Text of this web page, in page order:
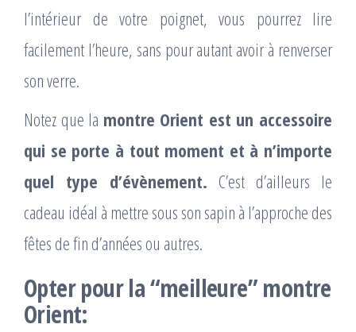
l’intérieur de votre poignet, vous pourrez lire
facilement l’heure, sans pour autant avoir à renverser
son verre.
Notez que la montre Orient est un accessoire
qui se porte à tout moment et à n’importe
quel type d’évènement. C’est d’ailleurs le
cadeau idéal à mettre sous son sapin à l’approche des
fêtes de fin d’années ou autres.
Opter pour la “meilleure” montre
Orient: